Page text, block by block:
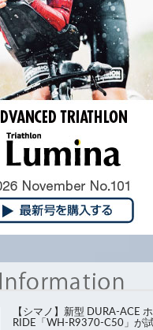
【シマノ】新型 DURA-ACE ホ
RIDE「WH-R9370-C50」が